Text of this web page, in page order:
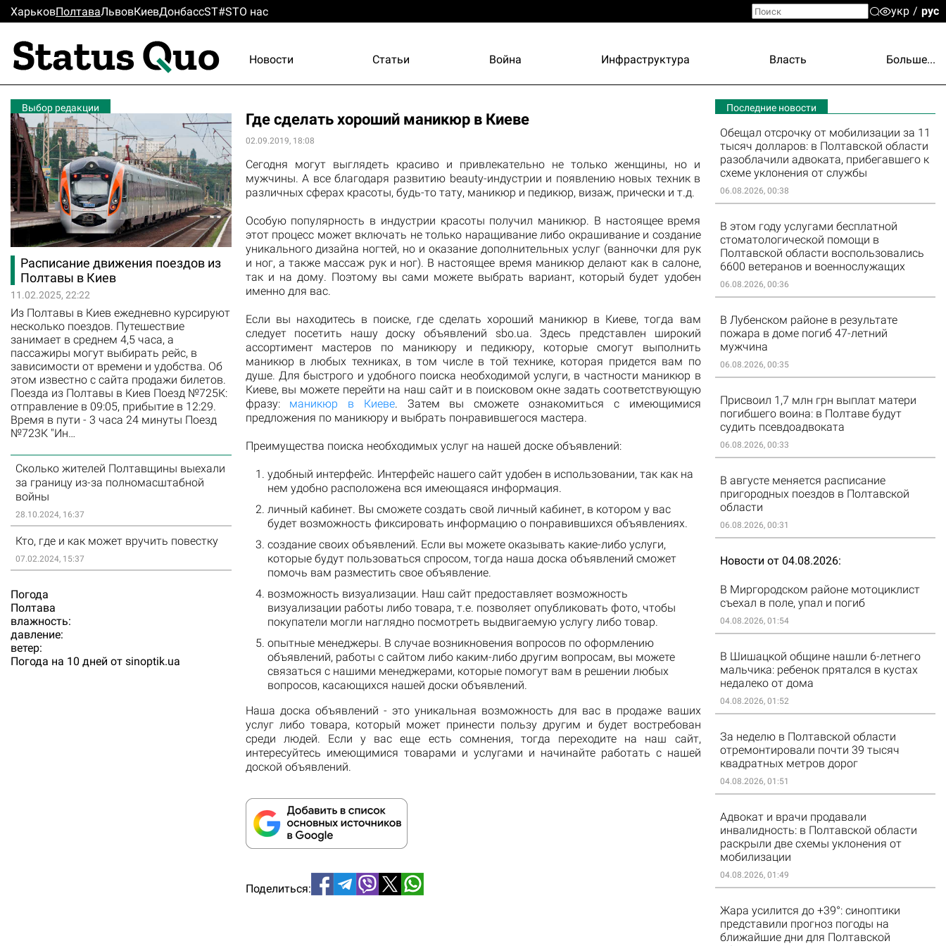
ХарьковПолтаваЛьвовКиевДонбассST#STО нас укр рус
Новости Статьи Война Инфраструктура Власть Больше...
Выбор редакции
Расписание движения поездов из
Полтавы в Киев
11.02.2025, 22:22
Из Полтавы в Киев ежедневно курсируют
несколько поездов. Путешествие
занимает в среднем 4,5 часа, а
пассажиры могут выбирать рейс, в
зависимости от времени и удобства. Об
этом известно с сайта продажи билетов.
Поезда из Полтавы в Киев Поезд №725К:
отправление в 09:05, прибытие в 12:29.
Время в пути - 3 часа 24 минуты Поезд
№723К "Ин…
Сколько жителей Полтавщины выехали
за границу из-за полномасштабной
войны
28.10.2024, 16:37
Кто, где и как может вручить повестку
07.02.2024, 15:37
Погода
Полтава
влажность:
давление:
ветер:
Погода на 10 дней от sinoptik.ua
Где сделать хороший маникюр в Киеве
02.09.2019, 18:08
Сегодня могут выглядеть красиво и привлекательно не только женщины, но и
мужчины. А все благодаря развитию beauty-индустрии и появлению новых техник в
различных сферах красоты, будь-то тату, маникюр и педикюр, визаж, прически и т.д.
Особую популярность в индустрии красоты получил маникюр. В настоящее время
этот процесс может включать не только наращивание либо окрашивание и создание
уникального дизайна ногтей, но и оказание дополнительных услуг (ванночки для рук
и ног, а также массаж рук и ног). В настоящее время маникюр делают как в салоне,
так и на дому. Поэтому вы сами можете выбрать вариант, который будет удобен
именно для вас.
Если вы находитесь в поиске, где сделать хороший маникюр в Киеве, тогда вам
следует посетить нашу доску объявлений sbo.ua. Здесь представлен широкий
ассортимент мастеров по маникюру и педикюру, которые смогут выполнить
маникюр в любых техниках, в том числе в той технике, которая придется вам по
душе. Для быстрого и удобного поиска необходимой услуги, в частности маникюр в
Киеве, вы можете перейти на наш сайт и в поисковом окне задать соответствующую
фразу: маникюр в Киеве. Затем вы сможете ознакомиться с имеющимися
предложения по маникюру и выбрать понравившегося мастера.
Преимущества поиска необходимых услуг на нашей доске объявлений:
удобный интерфейс. Интерфейс нашего сайт удобен в использовании, так как на
нем удобно расположена вся имеющаяся информация.
личный кабинет. Вы сможете создать свой личный кабинет, в котором у вас
будет возможность фиксировать информацию о понравившихся объявлениях.
создание своих объявлений. Если вы можете оказывать какие-либо услуги,
которые будут пользоваться спросом, тогда наша доска объявлений сможет
помочь вам разместить свое объявление.
возможность визуализации. Наш сайт предоставляет возможность
визуализации работы либо товара, т.е. позволяет опубликовать фото, чтобы
покупатели могли наглядно посмотреть выдвигаемую услугу либо товар.
опытные менеджеры. В случае возникновения вопросов по оформлению
объявлений, работы с сайтом либо каким-либо другим вопросам, вы можете
связаться с нашими менеджерами, которые помогут вам в решении любых
вопросов, касающихся нашей доски объявлений.
Наша доска объявлений - это уникальная возможность для вас в продаже ваших
услуг либо товара, который может принести пользу другим и будет востребован
среди людей. Если у вас еще есть сомнения, тогда переходите на наш сайт,
интересуйтесь имеющимися товарами и услугами и начинайте работать с нашей
доской объявлений.
Поделиться:
Последние новости
Обещал отсрочку от мобилизации за 11
тысяч долларов: в Полтавской области
разоблачили адвоката, прибегавшего к
схеме уклонения от службы
06.08.2026, 00:38
В этом году услугами бесплатной
стоматологической помощи в
Полтавской области воспользовались
6600 ветеранов и военнослужащих
06.08.2026, 00:36
В Лубенском районе в результате
пожара в доме погиб 47-летний
мужчина
06.08.2026, 00:35
Присвоил 1,7 млн грн выплат матери
погибшего воина: в Полтаве будут
судить псевдоадвоката
06.08.2026, 00:33
В августе меняется расписание
пригородных поездов в Полтавской
области
06.08.2026, 00:31
Новости от 04.08.2026
В Миргородском районе мотоциклист
съехал в поле, упал и погиб
04.08.2026, 01:54
В Шишацкой общине нашли 6-летнего
мальчика: ребенок прятался в кустах
недалеко от дома
04.08.2026, 01:52
За неделю в Полтавской области
отремонтировали почти 39 тысяч
квадратных метров дорог
04.08.2026, 01:51
Адвокат и врачи продавали
инвалидность: в Полтавской области
раскрыли две схемы уклонения от
мобилизации
04.08.2026, 01:49
Жара усилится до +39°: синоптики
представили прогноз погоды на
ближайшие дни для Полтавской